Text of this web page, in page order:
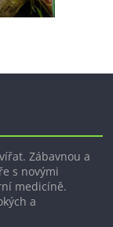
Zábavnou a
s novými
medicíně.
a